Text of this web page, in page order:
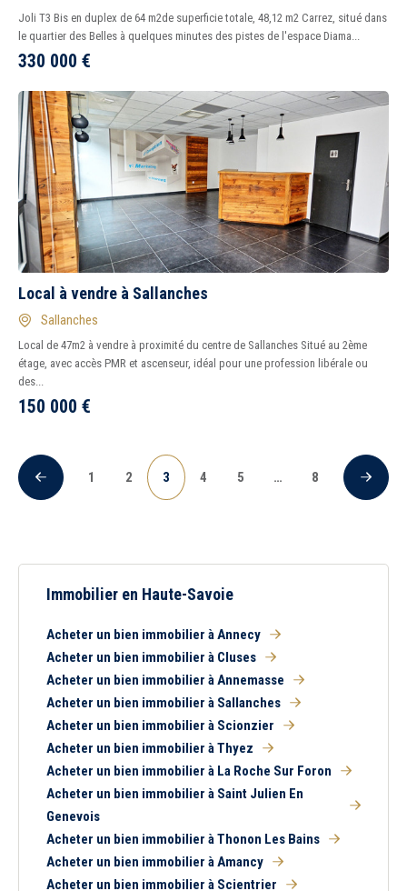
Joli T3 Bis en duplex de 64 m2de superficie totale, 48,12 m2 Carrez, situé dans
le quartier des Belles à quelques minutes des pistes de l'espace Diama...
330 000 €
Local à vendre à Sallanches
Sallanches
Local de 47m2 à vendre à proximité du centre de Sallanches Situé au 2ème
étage, avec accès PMR et ascenseur, idéal pour une profession libérale ou
des...
150 000 €
Précédent
1 2 3
(current)
4 5 … 8
Immobilier en Haute-Savoie
Acheter un bien immobilier à Annecy
Acheter un bien immobilier à Cluses
Acheter un bien immobilier à Annemasse
Acheter un bien immobilier à Sallanches
Acheter un bien immobilier à Scionzier
Acheter un bien immobilier à Thyez
Acheter un bien immobilier à La Roche Sur Foron
Acheter un bien immobilier à Saint Julien En
Genevois
Acheter un bien immobilier à Thonon Les Bains
Acheter un bien immobilier à Amancy
Acheter un bien immobilier à Scientrier